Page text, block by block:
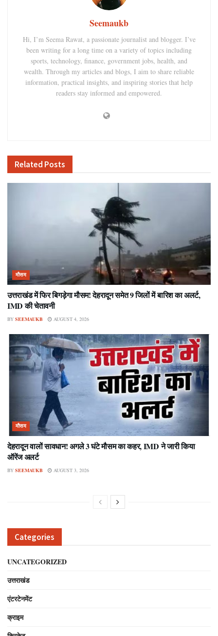
Seemaukb
Hi, I’m Seema Rawat, a passionate journalist and blogger. I’ve
been writing for a long time on a variety of topics including
sports, technology, finance, government jobs, health, and
wealth. Through my articles and blogs, I aim to share reliable
information, practical insights, and inspiring stories that help
readers stay informed and empowered.
Related Posts
मौसम
उत्तराखंड में फिर बिगड़ेगा मौसम! देहरादून समेत 9 जिलों में बारिश का अलर्ट,
IMD की चेतावनी
BY SEEMAUKB AUGUST 4, 2026
मौसम
देहरादून वालों सावधान! अगले 3 घंटे मौसम का कहर, IMD ने जारी किया
ऑरेंज अलर्ट
BY SEEMAUKB AUGUST 3, 2026
Categories
UNCATEGORIZED
उत्तराखंड
एंटरटेनमेंट
क्राइम